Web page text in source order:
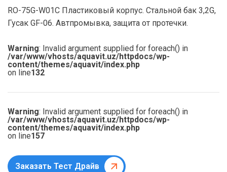
RO-75G-W01С Пластиковый корпус. Стальной бак 3,2G,
Гусак GF-06. Автпромывка, защита от протечки.
Warning: Invalid argument supplied for foreach() in
/var/www/vhosts/aquavit.uz/httpdocs/wp-
content/themes/aquavit/index.php
on line132
Warning: Invalid argument supplied for foreach() in
/var/www/vhosts/aquavit.uz/httpdocs/wp-
content/themes/aquavit/index.php
on line157
Заказать Тест Драйв